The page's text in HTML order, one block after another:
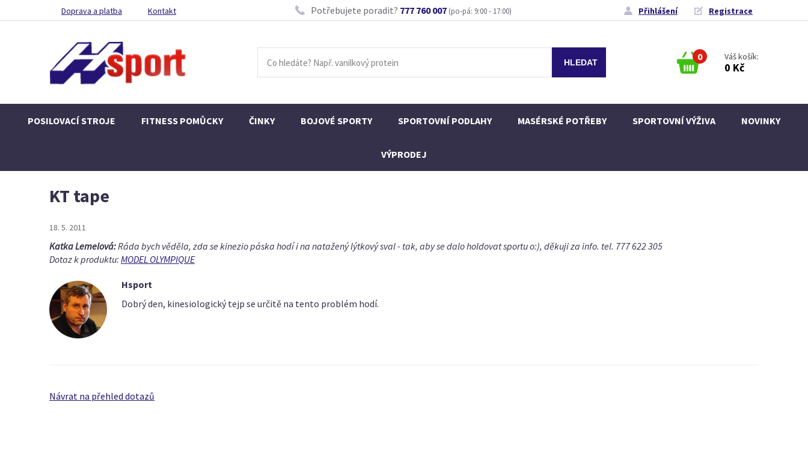
Doprava a platba Kontakt Potřebujete poradit? 777 760 007 (po-pá: 9:00 - 17:00) Přihlášení Registrace
0 Váš košík:
0 Kč
POSILOVACÍ STROJE FITNESS POMŮCKY ČINKY BOJOVÉ SPORTY SPORTOVNÍ PODLAHY MASÉRSKÉ POTŘEBY SPORTOVNÍ VÝŽIVA NOVINKY
VÝPRODEJ
KT tape
18. 5. 2011
Katka Lemelová:Ráda bych věděla, zda se kinezio páska hodí i na natažený lýtkový sval - tak, aby se dalo holdovat sportu o:), děkuji za info. tel. 777 622 305
Dotaz k produktu: MODEL OLYMPIQUE
Hsport
Dobrý den, kinesiologický tejp se určitě na tento problém hodí.
Návrat na přehled dotazů